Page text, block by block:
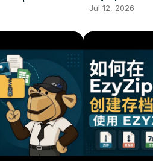
Installation
Jul 12, 2026